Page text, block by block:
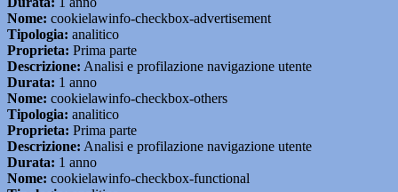
Nome: cookielawinfo-checkbox-advertisement
Tipologia: analitico
Proprieta: Prima parte
Descrizione: Analisi e profilazione navigazione utente
Durata: 1 anno
Nome: cookielawinfo-checkbox-others
Tipologia: analitico
Proprieta: Prima parte
Descrizione: Analisi e profilazione navigazione utente
Durata: 1 anno
Nome: cookielawinfo-checkbox-functional